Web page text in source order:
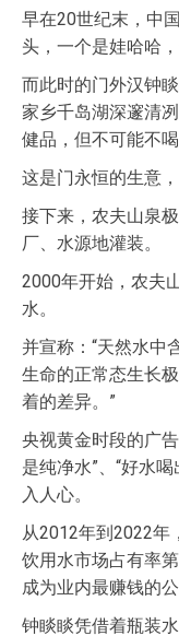
早在20世纪末，中
头，一个是娃哈哈
而此时的门外汉钟
家乡千岛湖深邃清
健品，但不可能不喝
这是门永恒的生意
接下来，农夫山泉
厂、水源地灌装。
2000年开始，农夫
水。
并宣称：“天然水中
生命的正常态生长
着的差异。”
央视黄金时段的广
是纯净水”、“好水
入人心。
从2012年到2022年
饮用水市场占有率
成为业内最赚钱的
钟睒睒凭借着瓶装